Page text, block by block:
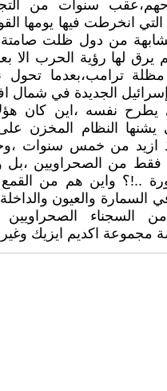
سنوات من
انخرطت فيها يومها
من دول ظلت
يرق لها رؤية الحرب الا
ترامب،بعدما تحول
الجديدة في شمال
يطرح نفسه ،اين كان
يشنها النظام المخزن
ازيد من خمس سنوات
فقط من الصحراويين
..!؟ واين هم من
السمارة والعيون
السجناء
مجموعة اكديم ايزيك